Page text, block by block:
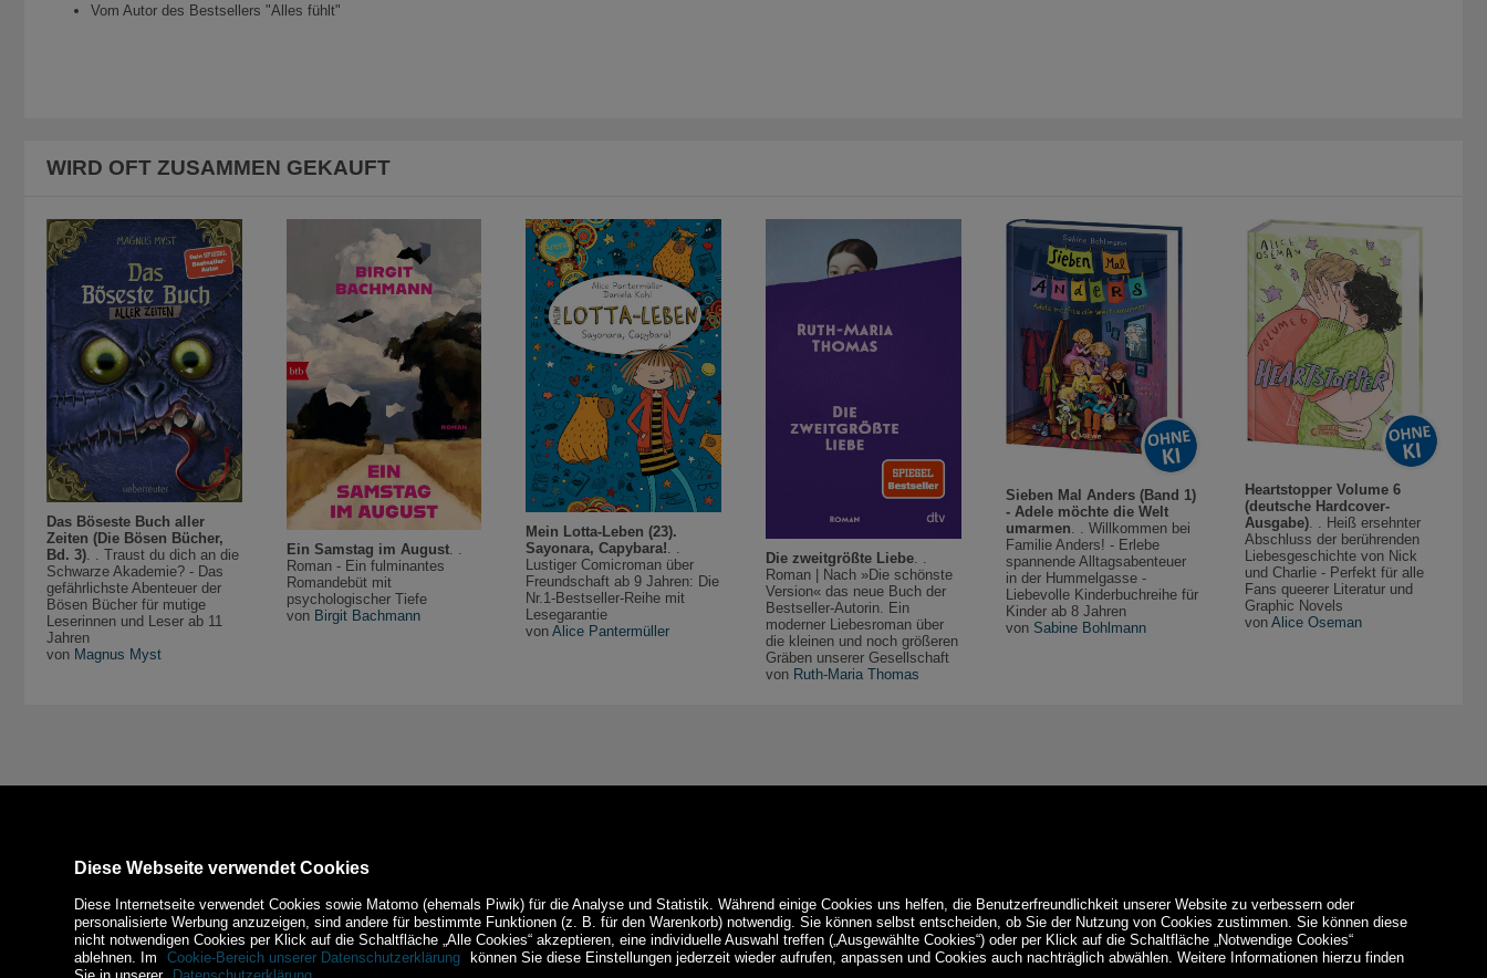
Vom Autor des Bestsellers "Alles fühlt"
WIRD OFT ZUSAMMEN GEKAUFT
Das Böseste Buch aller
Zeiten (Die Bösen Bücher,
Bd. 3). . Traust du dich an die
Schwarze Akademie? - Das
gefährlichste Abenteuer der
Bösen Bücher für mutige
Leserinnen und Leser ab 11
Jahren
von Magnus Myst
Ein Samstag im August. .
Roman - Ein fulminantes
Romandebüt mit
psychologischer Tiefe
von Birgit Bachmann
Mein Lotta-Leben (23).
Sayonara, Capybara!
Lustiger Comicroman über
Freundschaft ab 9 Jahren: Die
Nr.1-Bestseller-Reihe mit
Lesegarantie
vonAlice Pantermüller
Die zweitgrößte Liebe. .
Roman | Nach »Die schönste
Version« das neue Buch der
Bestseller-Autorin. Ein
moderner Liebesroman über
die kleinen und noch größeren
Gräben unserer Gesellschaft
von Ruth-Maria Thomas
Sieben Mal Anders (Band 1)
- Adele möchte die Welt
umarmen. . Willkommen bei
Familie Anders! - Erlebe
spannende Alltagsabenteuer
in der Hummelgasse -
Liebevolle Kinderbuchreihe für
Kinder ab 8 Jahren
von Sabine Bohlmann
Heartstopper Volume 6
(deutsche Hardcover-
Ausgabe) . . Heiß ersehnter
Abschluss der berührenden
Liebesgeschichte von Nick
und Charlie - Perfekt für alle
Fans queerer Literatur und
Graphic Novels
vonAlice Oseman
Diese Webseite verwendet Cookies
Diese Internetseite verwendet Cookies sowie Matomo (ehemals Piwik) für die Analyse und Statistik. Während einige Cookies uns helfen, die Benutzerfreundlichkeit unserer Website zu verbessern oder
personalisierte Werbung anzuzeigen, sind andere für bestimmte Funktionen (z. B. für den Warenkorb) notwendig. Sie können selbst entscheiden, ob Sie der Nutzung von Cookies zustimmen. Sie können diese
nicht notwendigen Cookies per Klick auf die Schaltfläche „Alle Cookies“ akzeptieren, eine individuelle Auswahl treffen („Ausgewählte Cookies“) oder per Klick auf die Schaltfläche „Notwendige Cookies“
ablehnen. Im
Cookie-Bereich unserer Datenschutzerklärung
können Sie diese Einstellungen jederzeit wieder aufrufen, anpassen und Cookies auch nachträglich abwählen. Weitere Informationen hierzu finden